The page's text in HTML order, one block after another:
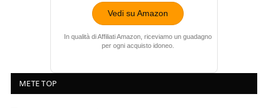
Vedi su Amazon
In qualità di Affiliati Amazon, riceviamo un guadagno
per ogni acquisto idoneo.
METE TOP